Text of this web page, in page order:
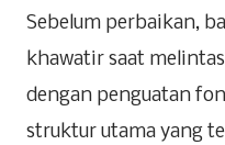
Sebelum perbaikan,
khawatir saat
dengan penguatan
struktur utama yang